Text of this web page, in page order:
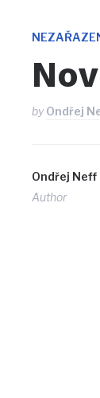
byOndřej
Ondřej Neff
Author